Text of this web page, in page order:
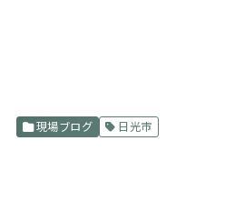
現場ブログ 日光市